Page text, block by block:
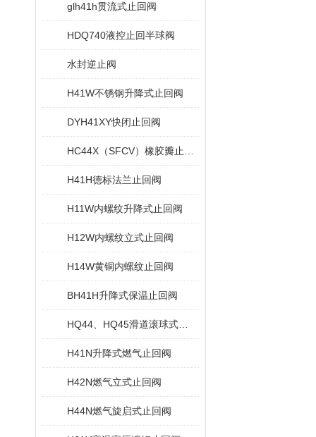
glh41h贯流式止回阀
HDQ740液控止回半球阀
水封逆止阀
H41W不锈钢升降式止回阀
DYH41XY快闭止回阀
H41H德标法兰止回阀
H11W内螺纹升降式止回阀
H12W内螺纹立式止回阀
H14W黄铜内螺纹止回阀
BH41H升降式保温止回阀
H41N升降式燃气止回阀
H42N燃气立式止回阀
H44N燃气旋启式止回阀